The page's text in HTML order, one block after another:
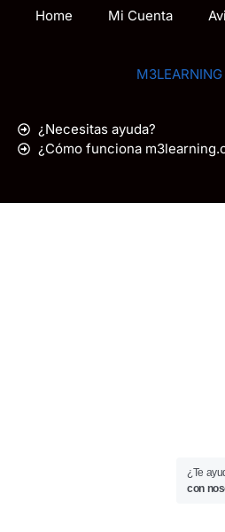
Home Mi Cuenta
M3LEARNING
¿Necesitas ayuda?
¿Cómo funciona
¿Te
con